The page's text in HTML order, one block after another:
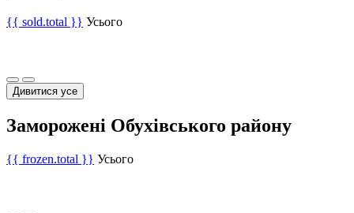
{{ sold.total }} Усього
Дивитися усе
Заморожені Обухівського району
{{ frozen.total }} Усього